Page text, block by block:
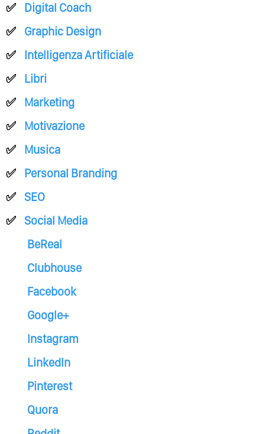
Digital Coach
Graphic Design
Intelligenza Artificiale
Libri
Marketing
Motivazione
Musica
Personal Branding
SEO
Social Media
BeReal
Clubhouse
Facebook
Google+
Instagram
LinkedIn
Pinterest
Quora